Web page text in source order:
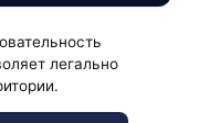
легально